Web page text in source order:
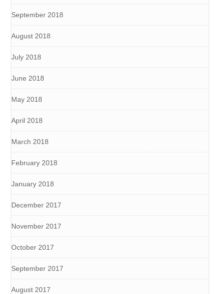
September 2018
August 2018
July 2018
June 2018
May 2018
April 2018
March 2018
February 2018
January 2018
December 2017
November 2017
October 2017
September 2017
August 2017